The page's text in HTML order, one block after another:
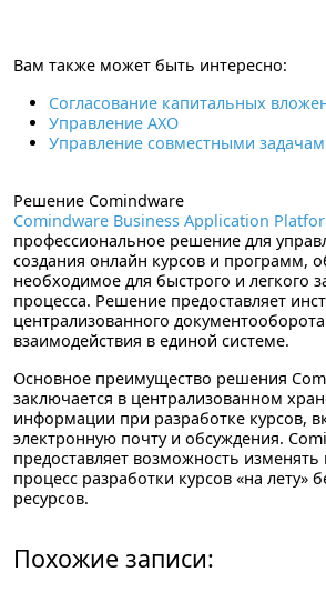
Вам также может быть интересно:
Согласование капитальных
Управление АХО
Управление совместными
Решение Comindware
Comindware Business Application
профессиональное решение для
создания онлайн курсов и программ,
необходимое для быстрого и легкого
процесса. Решение предоставляет
централизованного
взаимодействия в единой системе.
Основное преимущество решения
заключается в централизованном
информации при разработке курсов,
электронную почту и обсуждения.
предоставляет возможность
процесс разработки курсов «на лету»
ресурсов.
Похожие записи: